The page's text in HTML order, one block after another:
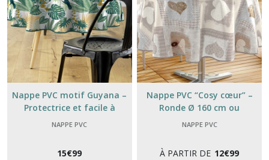
Nappe PVC motif Guyana –
Protectrice et facile à
nettoyer, ronde 160 cm ou
NAPPE PVC
15€99
Nappe PVC “Cosy cœur” –
Ronde Ø 160 cm ou
Rectangle 240×140 cm –
NAPPE PVC
À PARTIR DE 12€99